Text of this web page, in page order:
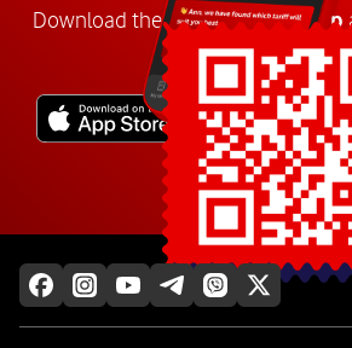
Download theMyVodafone app
number
Explore more